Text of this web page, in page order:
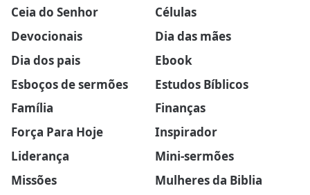
Ceia do Senhor
Células
Devocionais
Dia das mães
Dia dos pais
Ebook
Esboços de sermões
Estudos Bíblicos
Família
Finanças
Força Para Hoje
Inspirador
Liderança
Mini-sermões
Missões
Mulheres da Biblia